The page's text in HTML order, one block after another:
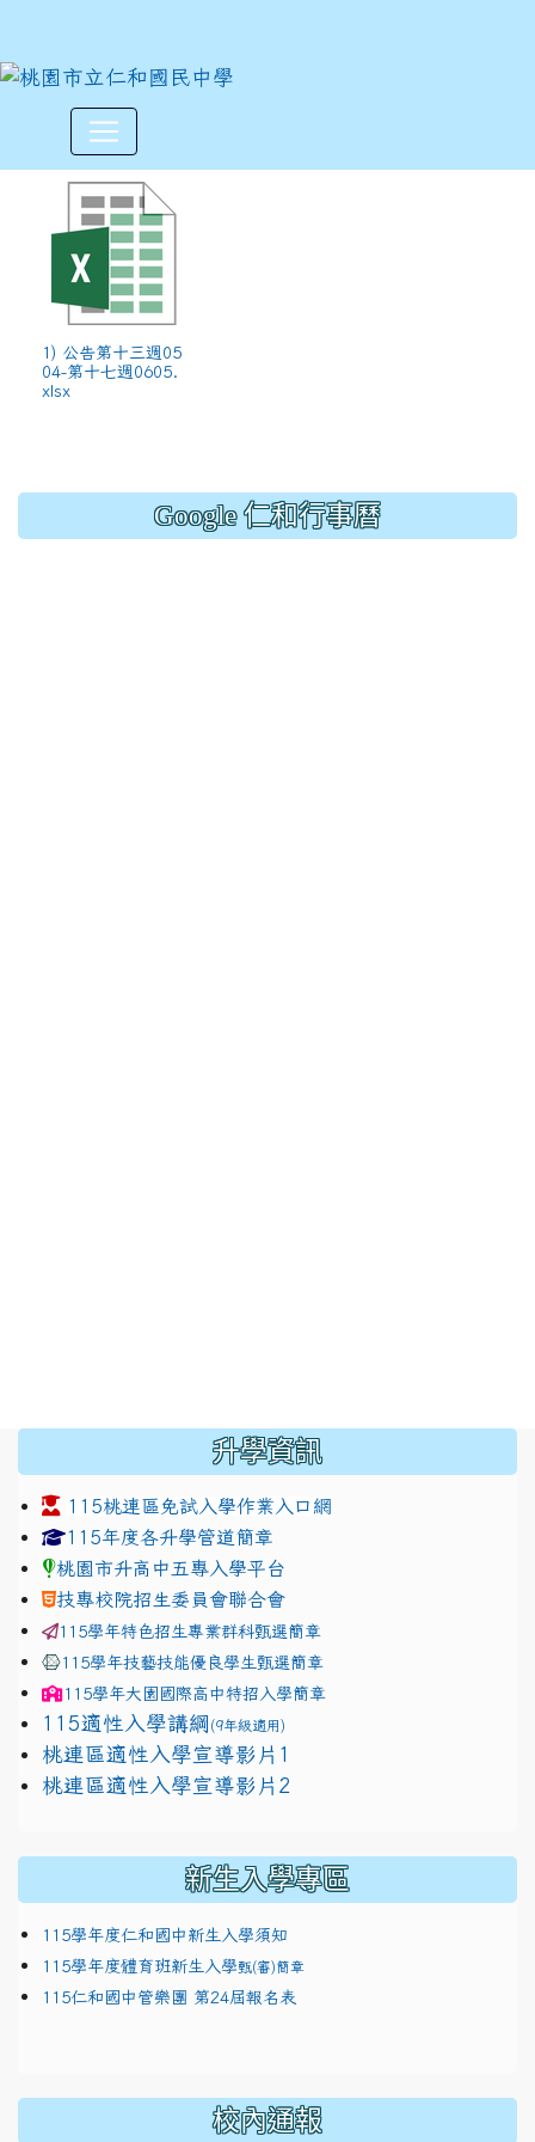
各班午餐資料請核對(公告第
1) 公告第十三週05
04-第十七週0605.
xlsx
Google 仁和行事曆
升學資訊
115桃連區免試入學作業入口網
link to https://www.jhjhs.tyc.edu.tw/modules/
115年度各升學管道簡章
桃園市升高中五專入學平台
技專校院招生委員會聯合會
115學年特色招生專業群科甄選簡章
115學年技藝技能優良學生甄選簡章
115學年大園國際高中特招入學簡章
115適性入學講綱 (9年級適用)
link to https://docs.google.com/presentation/d/
桃連區適性入學宣導影片1
link to https://docs.google.com/presentation/d/
桃連區適性入學宣導影片2
新生入學專區
115學年度仁和國中新生入學須知
115學年度體育班新生入學甄(審)簡章
115仁和國中管樂團 第24屆報名表
校內通報